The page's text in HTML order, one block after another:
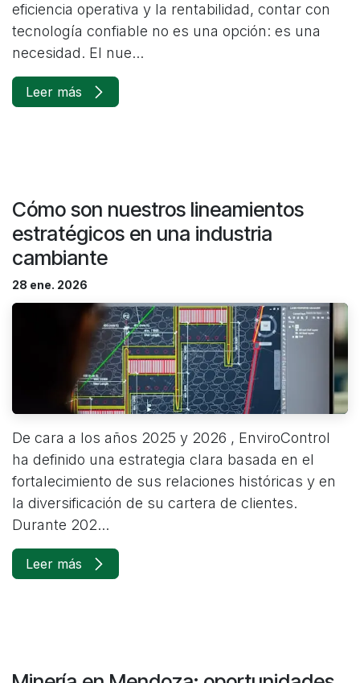
eficiencia operativa y la rentabilidad, contar con
tecnología confiable no es una opción: es una
necesidad. El nue...
Leer más
Cómo son nuestros lineamientos
estratégicos en una industria
cambiante
28 ene. 2026
De cara a los años 2025 y 2026 , EnviroControl
ha definido una estrategia clara basada en el
fortalecimiento de sus relaciones históricas y en
la diversificación de su cartera de clientes.
Durante 202...
Leer más